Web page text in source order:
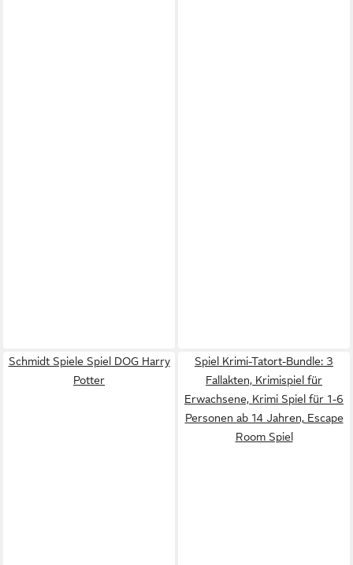
Schmidt Spiele Spiel DOG Harry
Potter
Spiel Krimi-Tatort-Bundle: 3
Fallakten, Krimispiel für
Erwachsene, Krimi Spiel für 1-6
Personen ab 14 Jahren, Escape
Room Spiel